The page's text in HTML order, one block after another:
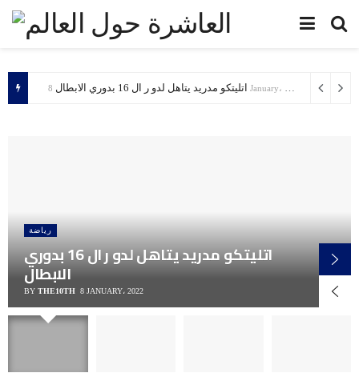
اتليتكو مدريد يتاهل لدو ر ال 16 بدوري الابطال 8 January، 2022
رياضة
اتليتكو مدريد يتاهل لدو ر ال 16 بدوري
الابطال
BY THE10TH 8 JANUARY، 2022